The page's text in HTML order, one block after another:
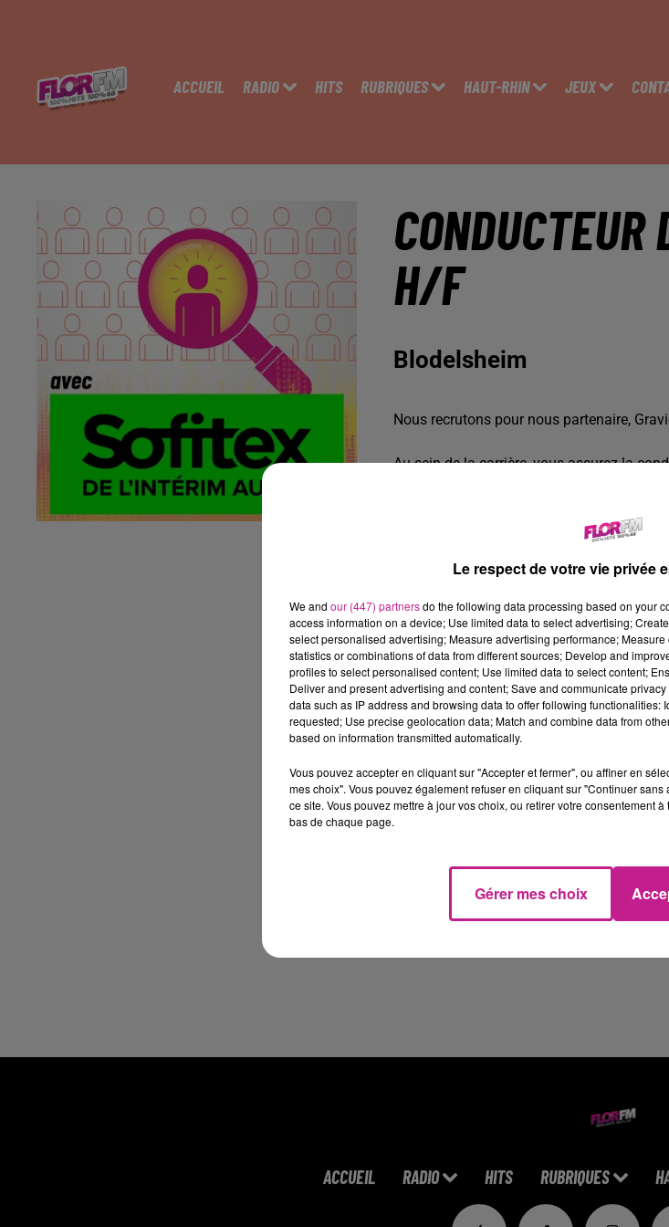
ACCUEIL RADIO HITS RUBRIQUES HAUT-RHIN JEUX
CONDUCTEUR
H/F
Blodelsheim
Nous recrutons pour nous partenaire,
Au sein de la carrière, vous assurez la
Vous contrôlez votre engin
Vous contrôlez également la
Vous chargez les camions bennes
par ces derniers
Vous vous assurez de l’état des stocks
Ce poste est à pourvoirimmédiatement.
- La rémunération se compose des
Taux horaire à définir + 13ème mois
dont 5.52€ pris en charge par l'entreprise.
PROFIL RECHERCHÉ
Vous avez idéalement acquis de
charment de camion.
Vous aimez le travail d'équipe et travaillez
ACCUEIL RADIO HITS RUBRIQUES
Le respect de votre vie privée
We and our (447) partnersdo the following data processing based on your
access information on a device; Use limited data to select advertising;
select personalised advertising; Measure advertising performance;
statistics or combinations of data from different sources; Develop and
profiles to select personalised content; Use limited data to select content;
Deliver and present advertising and content; Save and communicate
data such as IP address and browsing data to offer following functionalities:
requested; Use precise geolocation data; Match and combine data from
based on information transmitted automatically.
Vous pouvez accepter en cliquant sur "Accepter et fermer", ou affiner en
mes choix". Vous pouvez également refuser en cliquant sur "Continuer
ce site. Vous pouvez mettre à jour vos choix, ou retirer votre consentement
bas de chaque page.
Gérer mes choix